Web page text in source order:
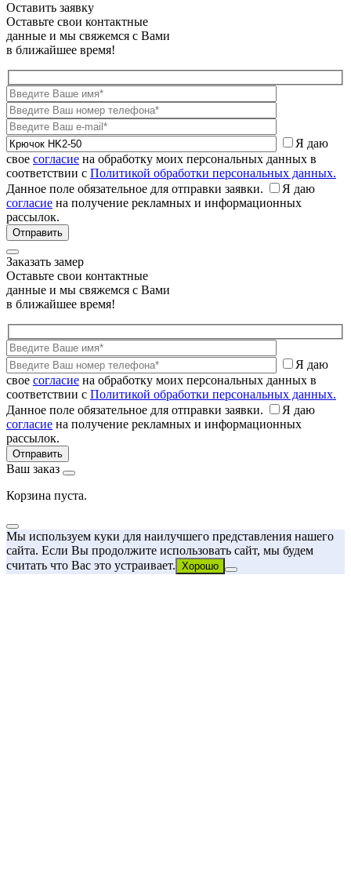
Оставить заявку
Оставьте свои контактные
данные и мы свяжемся с Вами
в ближайшее время!
Я даю
свое согласие на обработку моих персональных данных в
соответствии с Политикой обработки персональных данных.
Данное поле обязательное для отправки заявки.
Я даю
согласие на получение рекламных и информационных
рассылок.
Заказать замер
Оставьте свои контактные
данные и мы свяжемся с Вами
в ближайшее время!
Я даю
свое согласие на обработку моих персональных данных в
соответствии с Политикой обработки персональных данных.
Данное поле обязательное для отправки заявки.
Я даю
согласие на получение рекламных и информационных
рассылок.
Ваш заказ
Корзина пуста.
Мы используем куки для наилучшего представления нашего
сайта. Если Вы продолжите использовать сайт, мы будем
считать что Вас это устраивает. Хорошо